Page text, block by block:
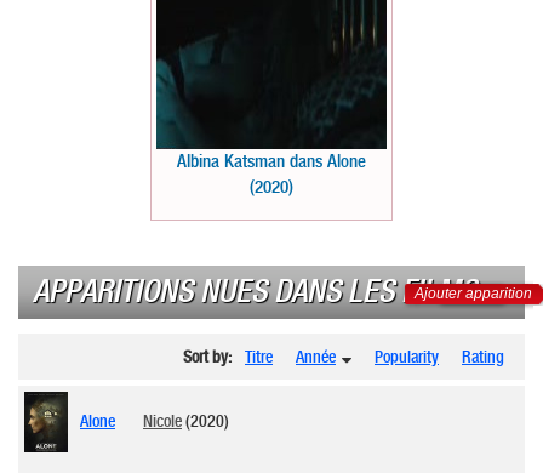
Albina Katsman dans Alone
(2020)
APPARITIONS NUES DANS LES FILMS
Ajouter apparition
Sort by: Titre Année Popularity Rating
Alone Nicole(2020)